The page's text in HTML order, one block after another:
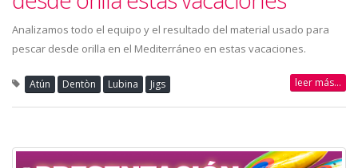
Analizamos todo el equipo y el resultado del material usado para
pescar desde orilla en el Mediterráneo en estas vacaciones.
Atún Dentòn Lubina Jigs leer más...